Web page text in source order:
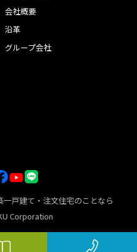
会社概要
沿革
グループ会社
戸建て・注文住宅のことなら
Corporation